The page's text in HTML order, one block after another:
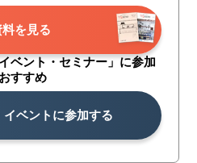
を見る
ベント・セミナー」に参加
すすめ
ベントに参加する